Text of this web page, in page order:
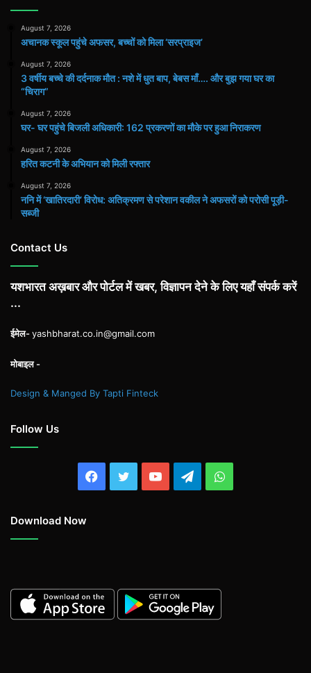
August 7, 2026
अचानक स्कूल पहुंचे अफसर, बच्चों को मिला ‘सरप्राइज’
August 7, 2026
3 वर्षीय बच्चे की दर्दनाक मौत : नशे में धुत बाप, बेबस माँ…. और बुझ गया घर का
“चिराग”
August 7, 2026
घर- घर पहुंचे बिजली अधिकारी: 162 प्रकरणों का मौके पर हुआ निराकरण
August 7, 2026
हरित कटनी के अभियान को मिली रफ्तार
August 7, 2026
ननि में ‘खातिरदारी’ विरोध: अतिक्रमण से परेशान वकील ने अफसरों को परोसी पूड़ी-
सब्जी
Contact Us
यशभारत अख़बार और पोर्टल में खबर, विज्ञापन देने के लिए यहाँ संपर्क करें
...
ईमेल-yashbharat.co.in@gmail.com
मोबाइल -
Design & Manged By Tapti Finteck
Follow Us
Facebook
TwitterYouTubeTelegramWhatsApp
Download Now